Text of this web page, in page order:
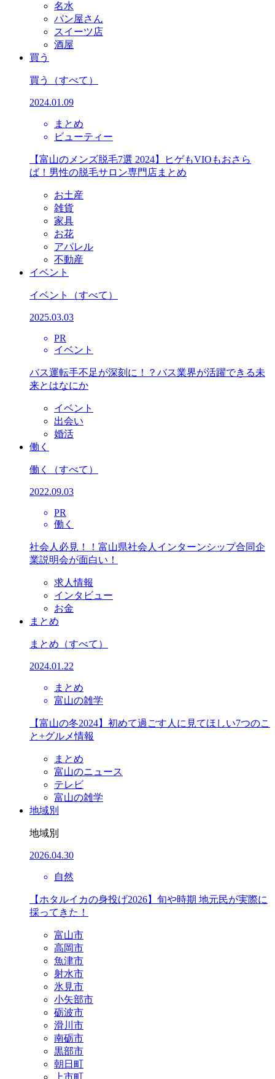
名水
パン屋さん
スイーツ店
酒屋
買う
買う （すべて）
2024.01.09
まとめ
ビューティー
【富山のメンズ脱毛7選 2024】ヒゲもVIOもおさら
ば！男性の脱毛サロン専門店まとめ
お土産
雑貨
家具
お花
アパレル
不動産
イベント
イベント （すべて）
2025.03.03
PR
イベント
バス運転手不足が深刻に！？バス業界が活躍できる未
来とはなにか
イベント
出会い
婚活
働く
働く （すべて）
2022.09.03
PR
働く
社会人必見！！富山県社会人インターンシップ合同企
業説明会が面白い！
求人情報
インタビュー
お金
まとめ
まとめ （すべて）
2024.01.22
まとめ
富山の雑学
【富山の冬2024】初めて過ごす人に見てほしい7つのこ
と+グルメ情報
まとめ
富山のニュース
テレビ
富山の雑学
地域別
地域別
2026.04.30
自然
【ホタルイカの身投げ2026】旬や時期 地元民が実際に
採ってきた！
富山市
高岡市
魚津市
射水市
氷見市
小矢部市
砺波市
滑川市
南砺市
黒部市
朝日町
上市町